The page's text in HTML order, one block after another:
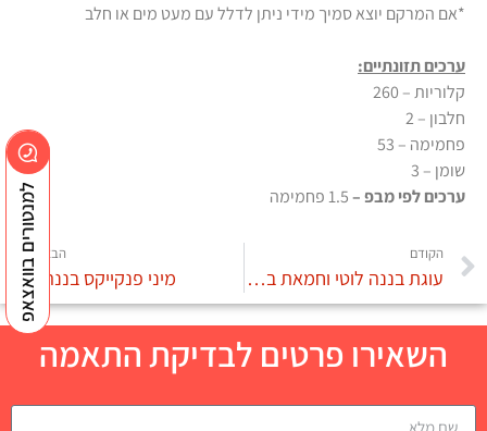
*אם המרקם יוצא סמיך מידי ניתן לדלל עם מעט מים או חלב
ערכים תזונתיים:
קלוריות – 260
חלבון – 2
פחמימה – 53
שומן – 3
ערכים לפי מבפ –1.5 פחמימה
הקודם
עוגת בננה לוטי וחמאת בוטנים
הבא
מיני פנקייקס בננה
השאירו פרטים לבדיקת התאמה
למנטורים בוואצאפ